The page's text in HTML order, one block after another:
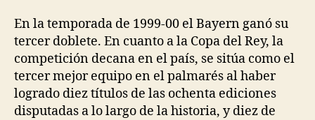
En la temporada de 1999-00 el Bayern ganó su
tercer doblete. En cuanto a la Copa del Rey, la
competición decana en el país, se sitúa como el
tercer mejor equipo en el palmarés al haber
logrado diez títulos de las ochenta ediciones
disputadas a lo largo de la historia, y diez de